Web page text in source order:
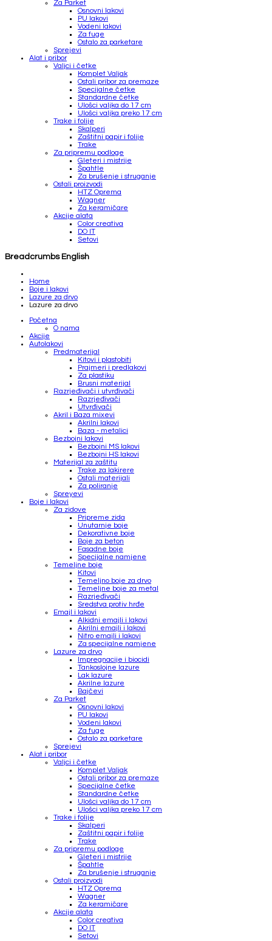
Za Parket
Osnovni lakovi
PU lakovi
Vodeni lakovi
Za fuge
Ostalo za parketare
Sprejevi
Alat i pribor
Valjci i četke
Komplet Valjak
Ostali pribor za premaze
Specijalne četke
Standardne četke
Ulošci valjka do 17 cm
Ulošci valjka preko 17 cm
Trake i folije
Skalperi
Zaštitni papir i folije
Trake
Za pripremu podloge
Gleteri i mistrije
Špahtle
Za brušenje i struganje
Ostali proizvodi
HTZ Oprema
Wagner
Za keramičare
Akcije alata
Color creativa
DO IT
Setovi
Breadcrumbs English
Home
Boje i lakovi
Lazure za drvo
Lazure za drvo
Početna
O nama
Akcije
Autolakovi
Predmaterijal
Kitovi i plastobiti
Prajmeri i predlakovi
Za plastiku
Brusni materijal
Razrjeđivači i utvrđivači
Razrjeđivači
Utvrđivači
Akril i Baza mixevi
Akrilni lakovi
Baza - metalici
Bezbojni lakovi
Bezbojni MS lakovi
Bezbojni HS lakovi
Materijal za zaštitu
Trake za lakirere
Ostali materijali
Za poliranje
Spreyevi
Boje i lakovi
Za zidove
Pripreme zida
Unutarnje boje
Dekorativne boje
Boje za beton
Fasadne boje
Specijalne namjene
Temeljne boje
Kitovi
Temeljno boje za drvo
Temeljne boje za metal
Razrjeđivači
Sredstva protiv hrđe
Emajl i lakovi
Alkidni emajli i lakovi
Akrilni emajli i lakovi
Nitro emajli i lakovi
Za specijalne namjene
Lazure za drvo
Impregnacije i biocidi
Tankoslojne lazure
Lak lazure
Akrilne lazure
Bajčevi
Za Parket
Osnovni lakovi
PU lakovi
Vodeni lakovi
Za fuge
Ostalo za parketare
Sprejevi
Alat i pribor
Valjci i četke
Komplet Valjak
Ostali pribor za premaze
Specijalne četke
Standardne četke
Ulošci valjka do 17 cm
Ulošci valjka preko 17 cm
Trake i folije
Skalperi
Zaštitni papir i folije
Trake
Za pripremu podloge
Gleteri i mistrije
Špahtle
Za brušenje i struganje
Ostali proizvodi
HTZ Oprema
Wagner
Za keramičare
Akcije alata
Color creativa
DO IT
Setovi